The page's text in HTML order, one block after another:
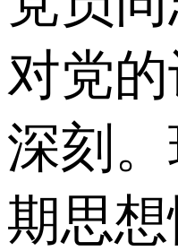
对党
深刻
期思